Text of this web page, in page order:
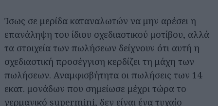
Ίσως σε μερίδα καταναλωτών να μην αρέσει η
επανάληψη του ίδιου σχεδιαστικού μοτίβου, αλλά
τα στοιχεία των πωλήσεων δείχνουν ότι αυτή η
σχεδιαστική προσέγγιση κερδίζει τη μάχη των
πωλήσεων. Αναμφισβήτητα οι πωλήσεις των 14
εκατ. μονάδων που σημείωσε μέχρι τώρα το
γερμανικό supermini, δεν είναι ένα τυχαίο